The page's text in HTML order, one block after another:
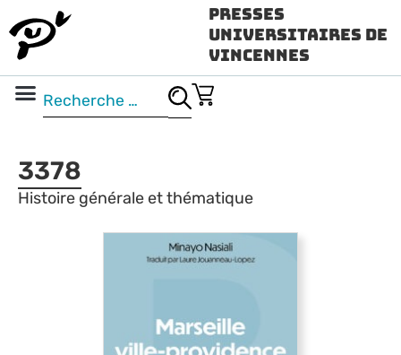
Presses
Universitaires de
Vincennes
3378
Histoire générale et thématique